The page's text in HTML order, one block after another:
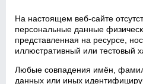
На настоящем веб‑сайте
персональные данные
представленная на ресурсе,
иллюстративный или тестовый
Любые совпадения имён,
данных или иных